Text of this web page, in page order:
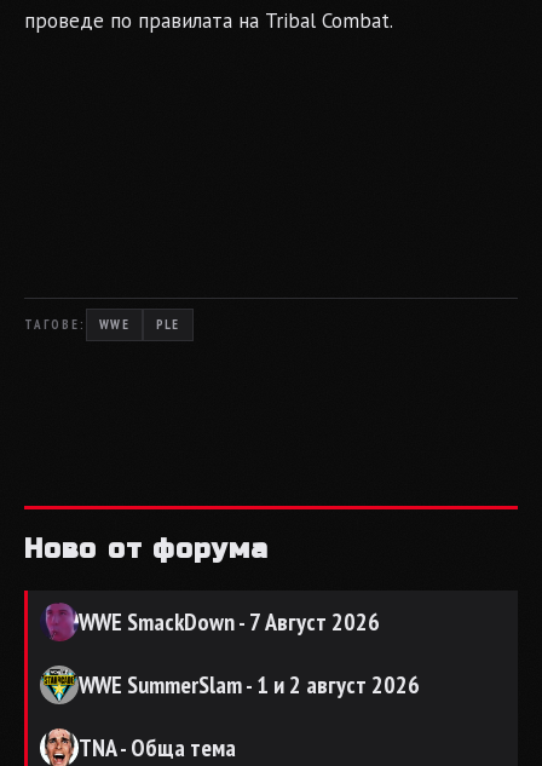
проведе по правилата на Tribal Combat.
ТАГОВЕ: WWE PLE
Ново от форума
WWE SmackDown - 7 Август 2026
WWE SummerSlam - 1 и 2 август 2026
TNA - Обща тема